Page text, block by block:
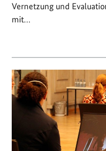
Vernetzung und
mit…